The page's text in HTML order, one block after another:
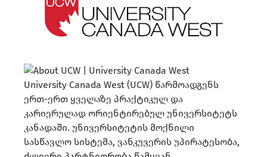
University Canada West (UCW) წარმოადგენს
ერთ-ერთ ყველაზე პრაქტიკულ და
კარიერულად ორიენტირებულ უნივერსიტეტს
კანადაში. უნივერსიტეტის მოქნილი
სასწავლო სისტემა, ვანკუვერის უპირატესობა,